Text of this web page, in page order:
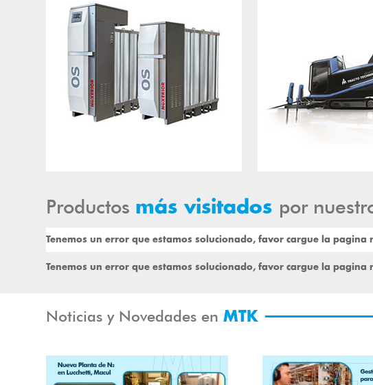
Productos más visitados por
Tenemos un error que estamos solucionado, favor cargue la pagina
Tenemos un error que estamos solucionado, favor cargue la pagina
Noticias y Novedades en MTK